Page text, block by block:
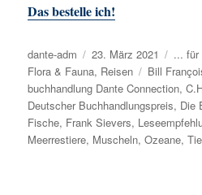
Das bestelle ich!
Autor
dante-adm
Veröffentlicht
am
23. März 2021 ... für
Flora & Fauna, Reisen Bill
buchhandlung Dante Connection,
Deutscher Buchhandlungspreis, Die
Fische, Frank Sievers,
Meerrestiere, Muscheln,Ozeane,